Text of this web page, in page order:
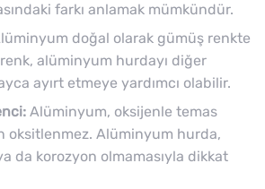
farkı anlamak mümkündür.
doğal olarak gümüş renkte
alüminyum hurdayı diğer
ayırt etmeye yardımcı olabilir.
Alüminyum, oksijenle temas
oksitlenmez. Alüminyum hurda,
da korozyon olmamasıyla dikkat